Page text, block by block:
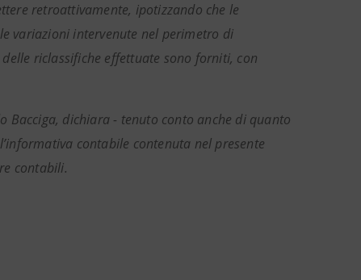
retroattivamente, ipotizzando che le
variazioni intervenute nel perimetro di
riclassifiche effettuate sono forniti, con
dichiara - tenuto conto anche di quanto
contabile contenuta nel presente
contabili.